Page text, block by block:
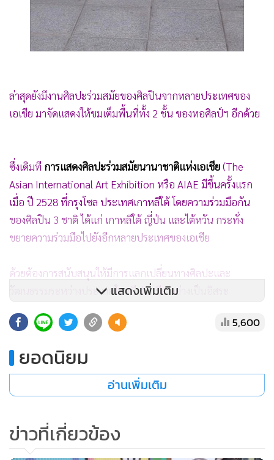
ล่าสุดยังมีงานศิลปะร่วมสมัยของศิลปินจากหลายประเทศของ
เอเชีย มาจัดแสดงให้ชมเต็มพื้นที่ทั้ง 2 ชั้น ของหอศิลป์ฯ อีกด้วย
ซึ่งเดิมที การแสดงศิลปะร่วมสมัยนานาชาติแห่งเอเชีย(The
Asian International Art Exhibition หรือ AIAE มีขึ้นครั้งแรก
เมื่อ ปี 2528 ที่กรุงโซล ประเทศเกาหลีใต้ โดยความร่วมมือกัน
ของศิลปิน 3 ชาติ ได้แก่ เกาหลีใต้ ญี่ป่น และไต้หวัน กระทั่ง
ขยายความร่วมมือไปยังอีกหลายประเทศของเอเชีย
ด้วยต้องการสนับสนุนให้มีการแลกเปลี่ยนทางศิลปะและ
วัฒนธรรมระหว่างประเทศในทวีปเอเชีย อย่างเป็นอิสระ
ประเทศไทยได้มีโอกาสเข้าร่วมครั้งแรก ในแสดงผลงานครั้งที่ 5
และปีนี้เป็นปีที่การแสดงผลงานศิลปะในนาม AIAE ดำเนินมา
เป็นครั้งที่ 27 แล้ว และมีประเทศไทยเป็นเจ้าภาพ
แล้ว สำนักศิลปวัฒนธรรมร่วมสมัย ยังได้เชิญ ศิลปินจากอีกหลาย
ประเทศในเอเชียที่ไม่ได้เป็นสมาชิก อาทิ อิหร่าน อัฟกานิสถาน
แสดงเพิ่มเติม
5,600
ยอดนิยม
อ่านเพิ่มเติม
ข่าวที่เกี่ยวข้อง